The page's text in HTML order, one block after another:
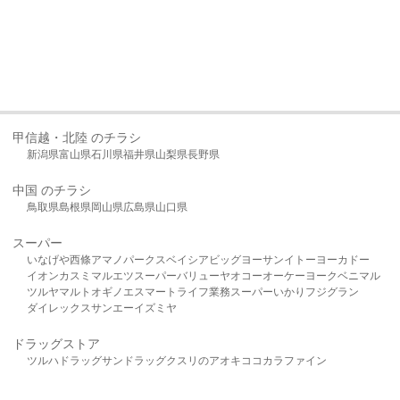
甲信越・北陸 のチラシ
新潟県富山県石川県福井県山梨県長野県
中国 のチラシ
鳥取県島根県岡山県広島県山口県
スーパー
いなげや西條アマノパークスベイシア ビッグヨーサンイトーヨーカドー
イオンカスミ マルエツスーパーバリューヤオコーオーケー ヨークベニマル
ツルヤマルト オギノ エスマート ライフ業務スーパーいかり フジグラン
ダイレックスサンエーイズミヤ
ドラッグストア
ツルハドラッグサンドラッグクスリのアオキ ココカラファイン